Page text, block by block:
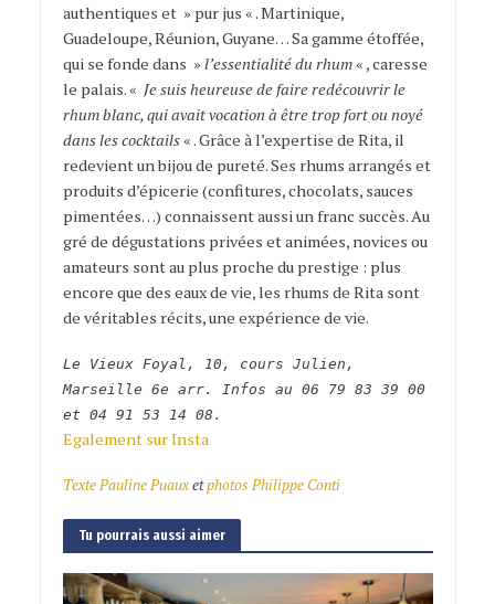
authentiques et » pur jus « . Martinique,
Guadeloupe, Réunion, Guyane… Sa gamme étoffée,
qui se fonde dans »l’essentialité du rhum« , caresse
le palais. « Je suis heureuse de faire redécouvrir le
rhum blanc, qui avait vocation à être trop fort ou noyé
dans les cocktails« . Grâce à l’expertise de Rita, il
redevient un bijou de pureté. Ses rhums arrangés et
produits d’épicerie (confitures, chocolats, sauces
pimentées…) connaissent aussi un franc succès. Au
gré de dégustations privées et animées, novices ou
amateurs sont au plus proche du prestige : plus
encore que des eaux de vie, les rhums de Rita sont
de véritables récits, une expérience de vie.
Le Vieux Foyal, 10, cours Julien,
Marseille 6e arr. Infos au 06 79 83 39 00
et 04 91 53 14 08.
Egalement sur Insta
Texte Pauline Puauxetphotos Philippe Conti
Tu pourrais aussi aimer